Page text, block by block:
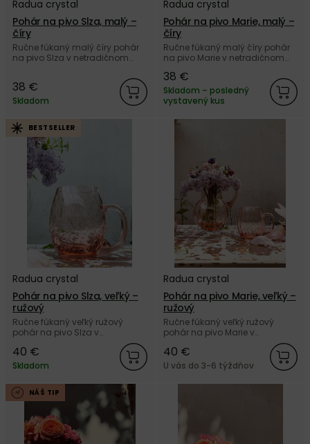
Radua crystal
Pohár na pivo Slza, malý –
číry
Ručne fúkaný malý číry pohár
na pivo Slza v netradičnom
38 €
Skladom
Radua crystal
Pohár na pivo Marie, malý –
číry
Ručne fúkaný malý číry pohár
na pivo Marie v netradičnom
skla Radua crystal.
38 €
Skladom – posledný
vystavený kus
BESTSELLER
Radua crystal
Pohár na pivo Slza, veľký –
ružový
Ručne fúkaný veľký ružový
pohár na pivo Slza v
netradičnom dizajne z českého
autorského skla Radua crystal.
40 €
Skladom
Radua crystal
Pohár na pivo Marie, veľký –
ružový
Ručne fúkaný veľký ružový
pohár na pivo Marie v
netradičnom dizajne z českého
autorského skla Radua crystal.
40 €
U vás do 3-6 týždňov
NÁŠ TIP